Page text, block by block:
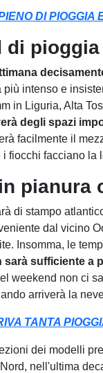
DI PIOGGIA
di
più intenso e
in Liguria, Alta
degli spazi
facilmente il
fiocchi facciano la
pianura
di stampo
dal vicino
Insomma, le
sarà sufficiente a
weekend non ci
arriverà la
TANTA
dei modelli
nell'ultima